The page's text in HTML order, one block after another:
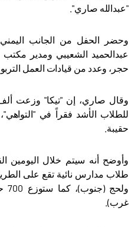
"عبدالله صاري".
وحضر الحفل من الجانب اليمني
عبدالحميد الشعيبي ومدير مكتب
حجر، وعدد من قيادات العمل
وقال صاري، إن "تيكا" وزعت
حقيبة
طلاب مدارس نائية تقع على
غرب).